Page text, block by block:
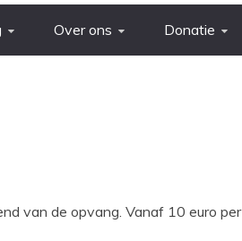
Over ons Donatie
van de opvang. Vanaf 10 euro per